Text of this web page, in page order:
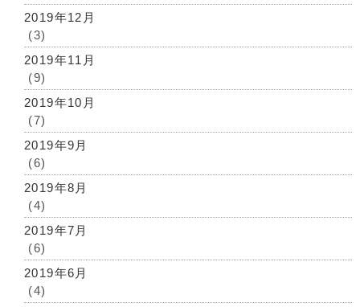
2019年12月
(3)
2019年11月
(9)
2019年10月
(7)
2019年9月
(6)
2019年8月
(4)
2019年7月
(6)
2019年6月
(4)